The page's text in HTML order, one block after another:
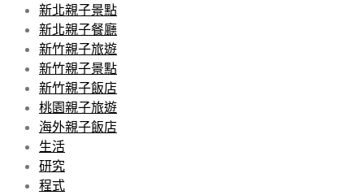
新北親子景點
新北親子餐廳
新竹親子旅遊
新竹親子景點
新竹親子飯店
桃園親子旅遊
海外親子飯店
生活
研究
程式